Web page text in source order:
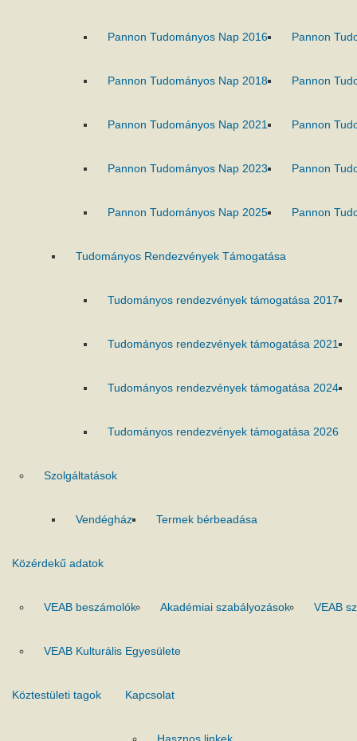
Pannon Tudományos Nap 2016 Pannon
Pannon Tudományos Nap 2018 Pannon
Pannon Tudományos Nap 2021 Pannon
Pannon Tudományos Nap 2023 Pannon
Pannon Tudományos Nap 2025 Pannon
Tudományos Rendezvények Támogatása
Tudományos rendezvények támogatása 2017
Tudományos rendezvények támogatása 2021
Tudományos rendezvények támogatása 2024
Tudományos rendezvények támogatása 2026
Szolgáltatások
Vendégház Termek bérbeadása
Közérdekű adatok
VEAB beszámolók Akadémiai szabályozások VEAB
VEAB Kulturális Egyesülete
Köztestületi tagok Kapcsolat